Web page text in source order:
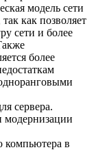
модель сети
как позволяет
сети и более
более
сервера.
модернизации
компьютера в